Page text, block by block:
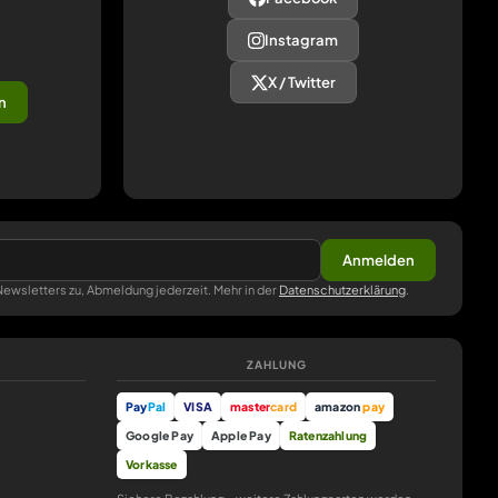
Instagram
X / Twitter
Anmelden
zu, Abmeldung jederzeit. Mehr in der Datenschutzerklärung
ZAHLUNG
PayPal VISA mastercard amazonpay
Google Pay
Apple Pay
Ratenzahlung
Vorkasse